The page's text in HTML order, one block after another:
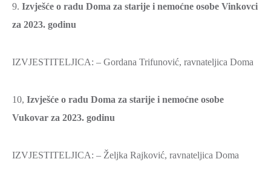
9. Izvješće o radu Doma za starije i nemoćne osobe Vinkovci
za 2023. godinu
IZVJESTITELJICA: – Gordana Trifunović, ravnateljica Doma
10, Izvješće o radu Doma za starije i nemoćne osobe
Vukovar za 2023. godinu
IZVJESTITELJICA: – Željka Rajković, ravnateljica Doma